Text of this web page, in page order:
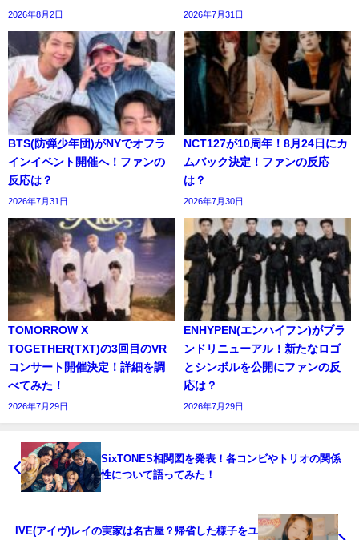
2026年8月2日 2026年7月31日
BTS(防弾少年団)がNYでオフラ
インイベント開催へ！ファンの
反応は？
2026年7月31日
NCT127が10周年！8月24日にカ
ムバック決定！ファンの反応
は？
2026年7月30日
TOMORROW X
TOGETHER(TXT)の3回目のVR
コンサート開催決定！詳細を調
べてみた！
2026年7月29日
ENHYPEN(エンハイフン)がブラ
ンドリニューアル！新たなロゴ
とシンボルを公開にファンの反
応は？
2026年7月29日
SixTONES相関図を発表！各コンビやトリオの関係
性について語ってみた！
IVE(アイヴ)レイの実家は名古屋？帰省した様子をユ